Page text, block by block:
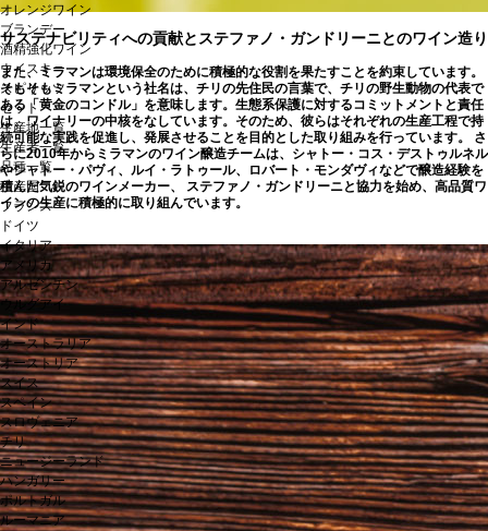
サステナビリティへの貢献とステファノ・ガンドリーニとのワイン造り
また、ミラマンは環境保全のために積極的な役割を果たすことを約束しています。
そもそもミラマンという社名は、チリの先住民の言葉で、チリの野生動物の代表で
ある「黄金のコンドル」を意味します。生態系保護に対するコミットメントと責任
は、ワイナリーの中核をなしています。そのため、彼らはそれぞれの生産工程で持
続可能な実践を促進し、発展させることを目的とした取り組みを行っています。 さ
らに2010年からミラマンのワイン醸造チームは、シャトー・コス・デストゥルネル
やシャトー・パヴィ、ルイ・ラトゥール、ロバート・モンダヴィなどで醸造経験を
積んだ気鋭のワインメーカー、 ステファノ・ガンドリーニと協力を始め、高品質ワ
インの生産に積極的に取り組んでいます。
オレンジワイン
ブランデー
酒精強化ワイン
ウイスキー
スピリッツ
セット
生産地一覧
生産者一覧
品種一覧
生産国
フランス
ドイツ
イタリア
アメリカ
アルゼンチン
ウルグアイ
インド
オーストラリア
オーストリア
スイス
スペイン
スロヴェニア
チリ
ニュージーランド
ハンガリー
ポルトガル
ルーマニア